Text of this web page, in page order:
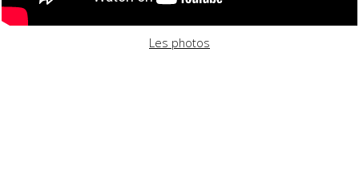
Les photos